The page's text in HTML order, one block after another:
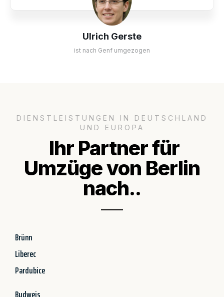
Ulrich Gerste
ist nach Genf umgezogen
DIENSTLEISTUNGEN IN DEUTSCHLAND
UND EUROPA
Ihr Partner für
Umzüge von Berlin
nach..
Brünn
Liberec
Pardubice